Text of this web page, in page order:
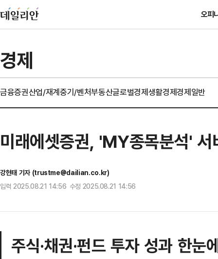
오피
경제
금융증권산업/재계중기/벤처부동산글로벌경제생활경제경제일반
미래에셋증권, 'MY종목분석' 서
강현태 기자 (trustme@dailian.co.kr)
입력 2025.08.21 14:56 수정 2025.08.21 14:56
주식·채권·펀드 투자 성과 한눈